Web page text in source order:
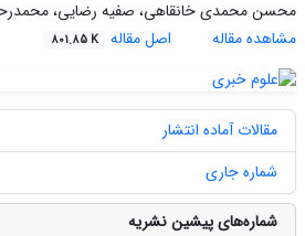
محسن محمدی خانقاهی، صفیه رضایی،
مشاهده مقاله
اصل مقاله 801.85 K
مقالات آماده انتشار
شماره جاری
شماره‌های پیشین نشریه